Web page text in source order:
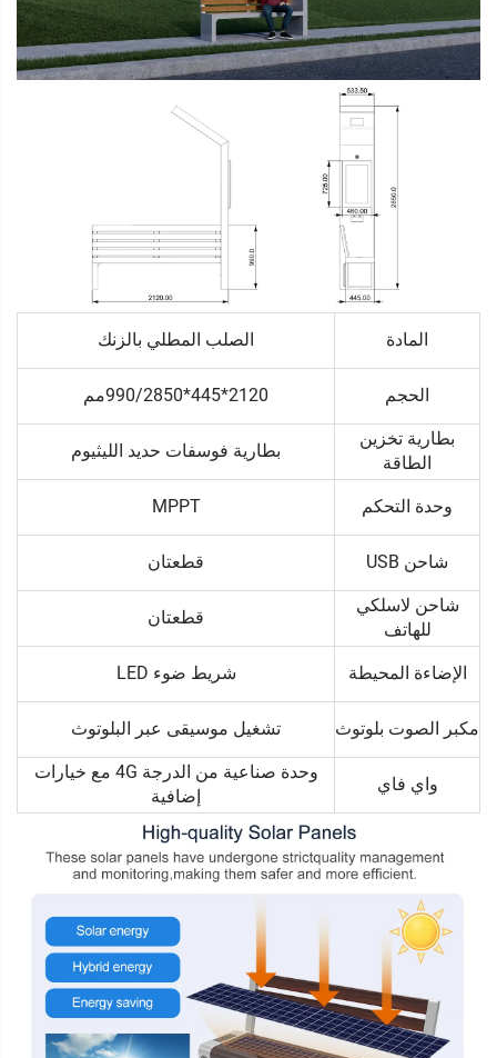
المادة الصلب المطلي بالزنك
الحجم 2120*445*990/2850مم
بطارية تخزين
الطاقة
بطارية فوسفات حديد الليثيوم
وحدة التحكم MPPT
شاحن USB قطعتان
شاحن لاسلكي
للهاتف
قطعتان
الإضاءة المحيطة شريط ضوء LED
مكبر الصوت بلوتوث تشغيل موسيقى عبر البلوتوث
واي فاي
وحدة صناعية من الدرجة 4G مع خيارات
إضافية